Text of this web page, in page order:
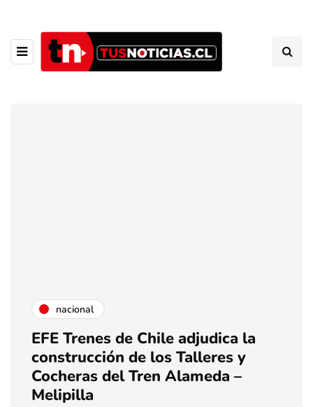
nacional
EFE Trenes de Chile adjudica la
construcción de los Talleres y
Cocheras del Tren Alameda –
Melipilla